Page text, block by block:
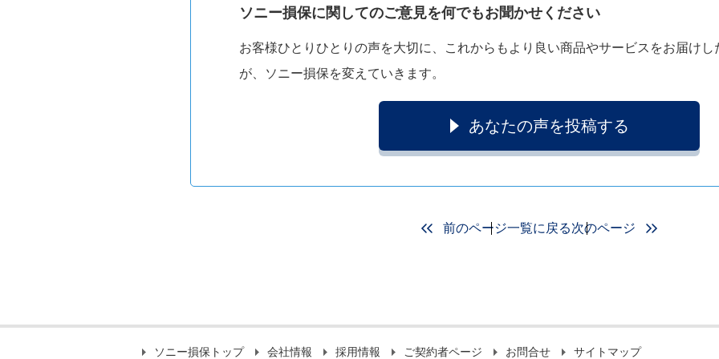
ソニー損保に関してのご意見を何でもお聞かせください
お客様ひとりひとりの声を大切に、これからもより良い商品やサービスをお届けし
が、ソニー損保を変えていきます。
あなたの声を投稿する
前のページ一覧に戻る次のページ
ソニー損保トップ 会社情報 採用情報 ご契約者ページ お問合せ サイトマップ